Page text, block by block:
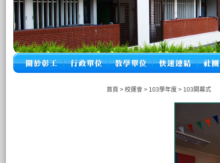
首頁 > 校運會 > 103學年度 > 103開幕式